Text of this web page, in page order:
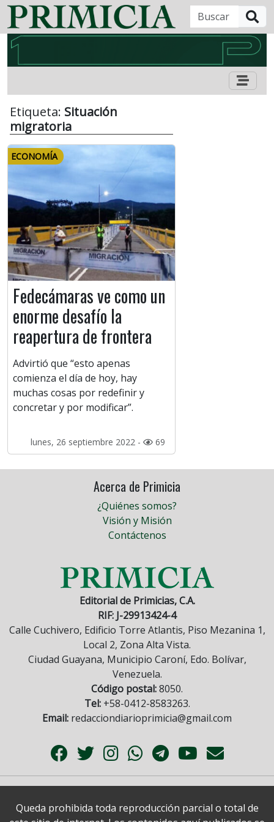
Etiqueta: Situación
migratoria
ECONOMÍA
Fedecámaras ve como un
enorme desafío la
reapertura de frontera
Advirtió que “esto apenas
comienza el día de hoy, hay
muchas cosas por redefinir y
concretar y por modificar”.
lunes, 26 septiembre 2022 - 69
Acerca de Primicia
¿Quiénes somos?
Visión y Misión
Contáctenos
Editorial de Primicias, C.A.
RIF: J-29913424-4
Calle Cuchivero, Edificio Torre Atlantis, Piso Mezanina 1,
Local 2, Zona Alta Vista.
Ciudad Guayana, Municipio Caroní, Edo. Bolívar,
Venezuela.
Código postal:8050.
Tel:+58-0412-8583263.
Email: redacciondiarioprimicia@gmail.com
Queda prohibida toda reproducción parcial o total de